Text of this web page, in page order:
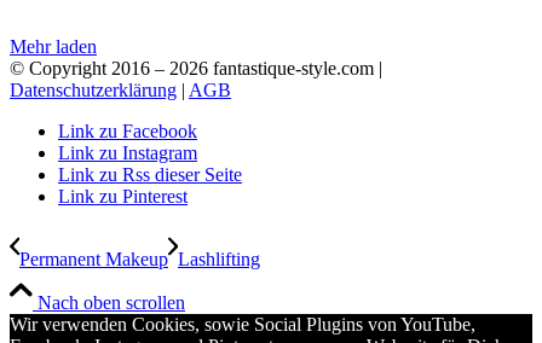
Mehr laden
© Copyright 2016 – 2026 fantastique-style.com |
Datenschutzerklärung | AGB
Link zu Facebook
Link zu Instagram
Link zu Rss dieser Seite
Link zu Pinterest
Permanent Makeup Lashlifting
Nach oben scrollen
Wir verwenden Cookies, sowie Social Plugins von YouTube,